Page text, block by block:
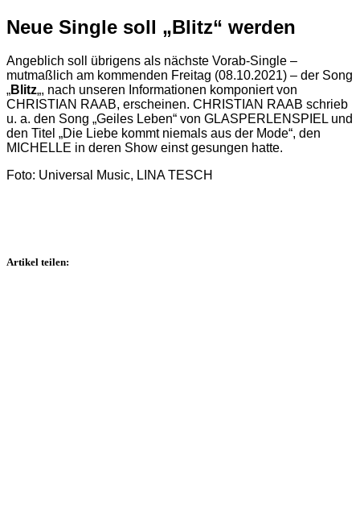
Neue Single soll „Blitz“ werden
Angeblich soll übrigens als nächste Vorab-Single –
mutmaßlich am kommenden Freitag (08.10.2021) – der Song
„Blitz„, nach unseren Informationen komponiert von
CHRISTIAN RAAB, erscheinen. CHRISTIAN RAAB schrieb
u. a. den Song „Geiles Leben“ von GLASPERLENSPIEL und
den Titel „Die Liebe kommt niemals aus der Mode“, den
MICHELLE in deren Show einst gesungen hatte.
Foto: Universal Music, LINA TESCH
Artikel teilen: